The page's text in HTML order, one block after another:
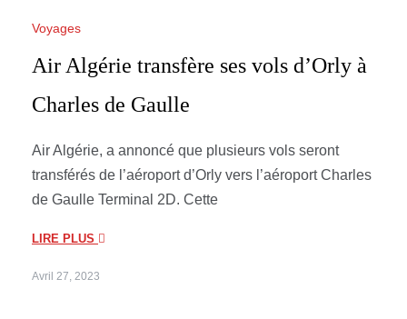
Voyages
Air Algérie transfère ses vols d’Orly à
Charles de Gaulle
Air Algérie, a annoncé que plusieurs vols seront
transférés de l’aéroport d’Orly vers l’aéroport Charles
de Gaulle Terminal 2D. Cette
LIRE PLUS
Avril 27, 2023